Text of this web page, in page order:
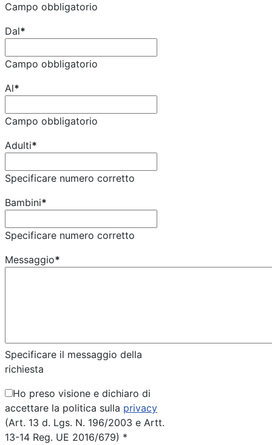
Campo obbligatorio
Dal*
Campo obbligatorio
Al*
Campo obbligatorio
Adulti*
Specificare numero corretto
Bambini*
Specificare numero corretto
Messaggio*
Specificare il messaggio della
richiesta
Ho preso visione e dichiaro di
accettare la politica sulla privacy
(Art. 13 d. Lgs. N. 196/2003 e Artt.
13-14 Reg. UE 2016/679) *